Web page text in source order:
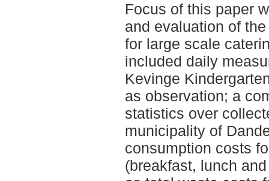
Focus of this paper
and evaluation of
for large scale
included daily
Kevinge
as observation; a
statistics over
municipality of
consumption costs
(breakfast, lunch